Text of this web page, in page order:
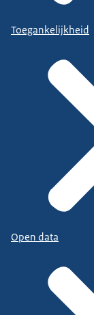
Toegankelijkheid
Open data